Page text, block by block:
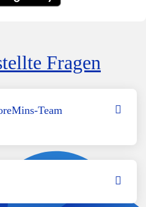
Fragen
Team